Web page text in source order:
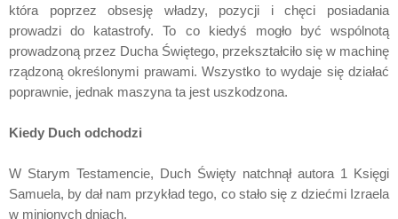
która poprzez obsesję władzy, pozycji i chęci posiadania
prowadzi do katastrofy. To co kiedyś mogło być wspólnotą
prowadzoną przez Ducha Świętego, przekształciło się w machinę
rządzoną określonymi prawami. Wszystko to wydaje się działać
poprawnie, jednak maszyna ta jest uszkodzona.
Kiedy Duch odchodzi
W Starym Testamencie, Duch Święty natchnął autora 1 Księgi
Samuela, by dał nam przykład tego, co stało się z dziećmi Izraela
w minionych dniach.